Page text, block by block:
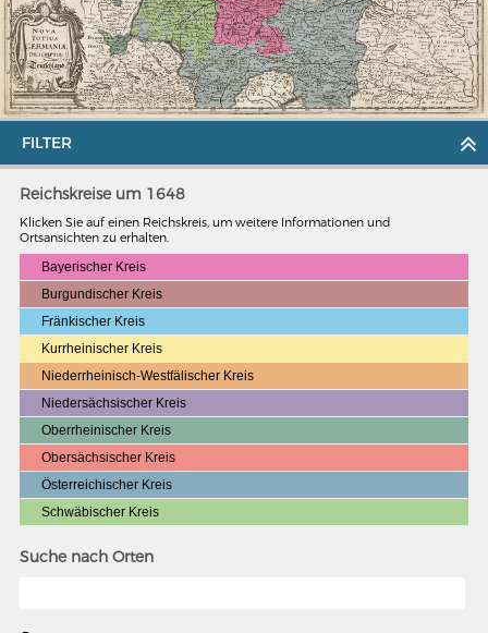
SHIP TYPES
Milestones in the history of European shipbuilding
MERIAN'S GERMANY 1642 - 1654
FILTER
Reichskreise um 1648
Klicken Sie auf einen Reichskreis, um weitere Informationen und
Ortsansichten zu erhalten.
Bayerischer Kreis
Burgundischer Kreis
Fränkischer Kreis
Kurrheinischer Kreis
Niederrheinisch-Westfälischer Kreis
Niedersächsischer Kreis
Oberrheinischer Kreis
Obersächsischer Kreis
Österreichischer Kreis
Schwäbischer Kreis
Suche nach Orten